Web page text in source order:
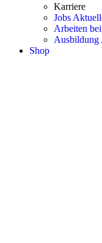
Karriere
Jobs
Arbeiten
Ausbildung
Shop